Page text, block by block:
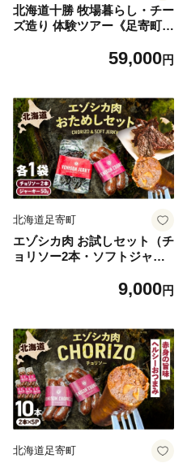
北海道十勝 牧場暮らし・チー
ズ造り 体験ツアー《足寄町》
北海道旅行 体験 チーズ 牧場
59,000円
北海道足寄町
エゾシカ肉 お試しセット（チ
ョリソー2本・ソフトジャー
肉専門店やせいのおにくや】
キー おつまみ 酒の肴 鹿肉 ル
イベ風 ジビエ 冷凍 9000 900
0円 [BEBE007]
9,000円
北海道足寄町